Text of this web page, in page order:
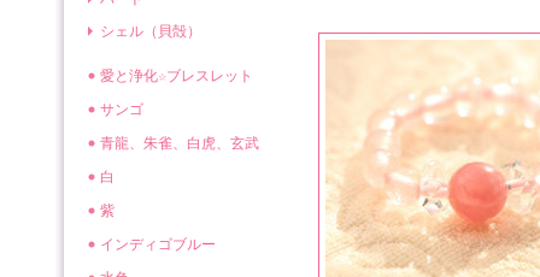
シェル（貝殻）
愛と浄化☆ブレスレット
サンゴ
青龍、朱雀、白虎、玄武
白
紫
インディゴブルー